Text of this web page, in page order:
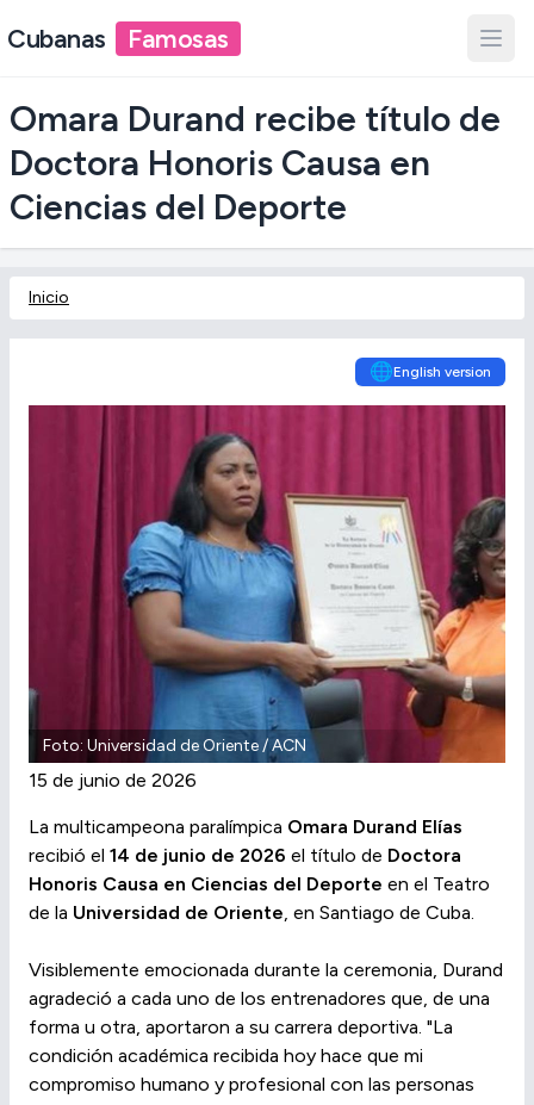
Cubanas Famosas
Omara Durand recibe título de
Doctora Honoris Causa en
Ciencias del Deporte
Inicio
🌐English version
Foto: Universidad de Oriente / ACN
15 de junio de 2026
La multicampeona paralímpica Omara Durand Elías
recibió el 14 de junio de 2026 el título de Doctora
Honoris Causa en Ciencias del Deporte en el Teatro
de la Universidad de Oriente, en Santiago de Cuba.
Visiblemente emocionada durante la ceremonia, Durand
agradeció a cada uno de los entrenadores que, de una
forma u otra, aportaron a su carrera deportiva. "La
condición académica recibida hoy hace que mi
compromiso humano y profesional con las personas